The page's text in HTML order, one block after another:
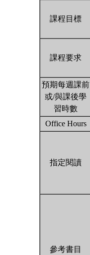
課程目標
課程要求
預期每週課前
或/與課後學
習時數
Office Hours
指定閱讀
參考書目